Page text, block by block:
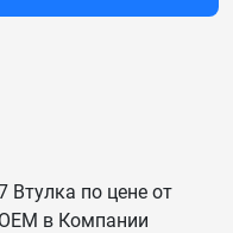
Втулка по цене от
в Компании